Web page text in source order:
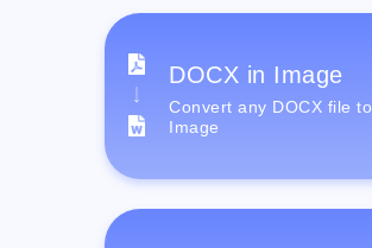
DOCX in Image
Convert any DOCX file to
Image